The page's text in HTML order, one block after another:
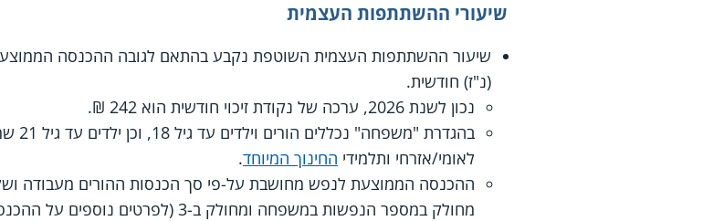
שיעורי ההשתתפות העצמית
שיעור ההשתתפות העצמית השוטפת נקבע בהתאם לגובה ההכנסה
(נ"ז) חודשית.
נכון לשנת 2026, ערכה של נקודת זיכוי חודשית הוא 242 ₪.
לאומי/אזרחי ותלמידי החינוך המיוחד.
מחולק במספר הנפשות במשפחה ומחולק ב-3 (לפרטים נוספים על ההכנסות שנלקחות בחישוב ראו ב